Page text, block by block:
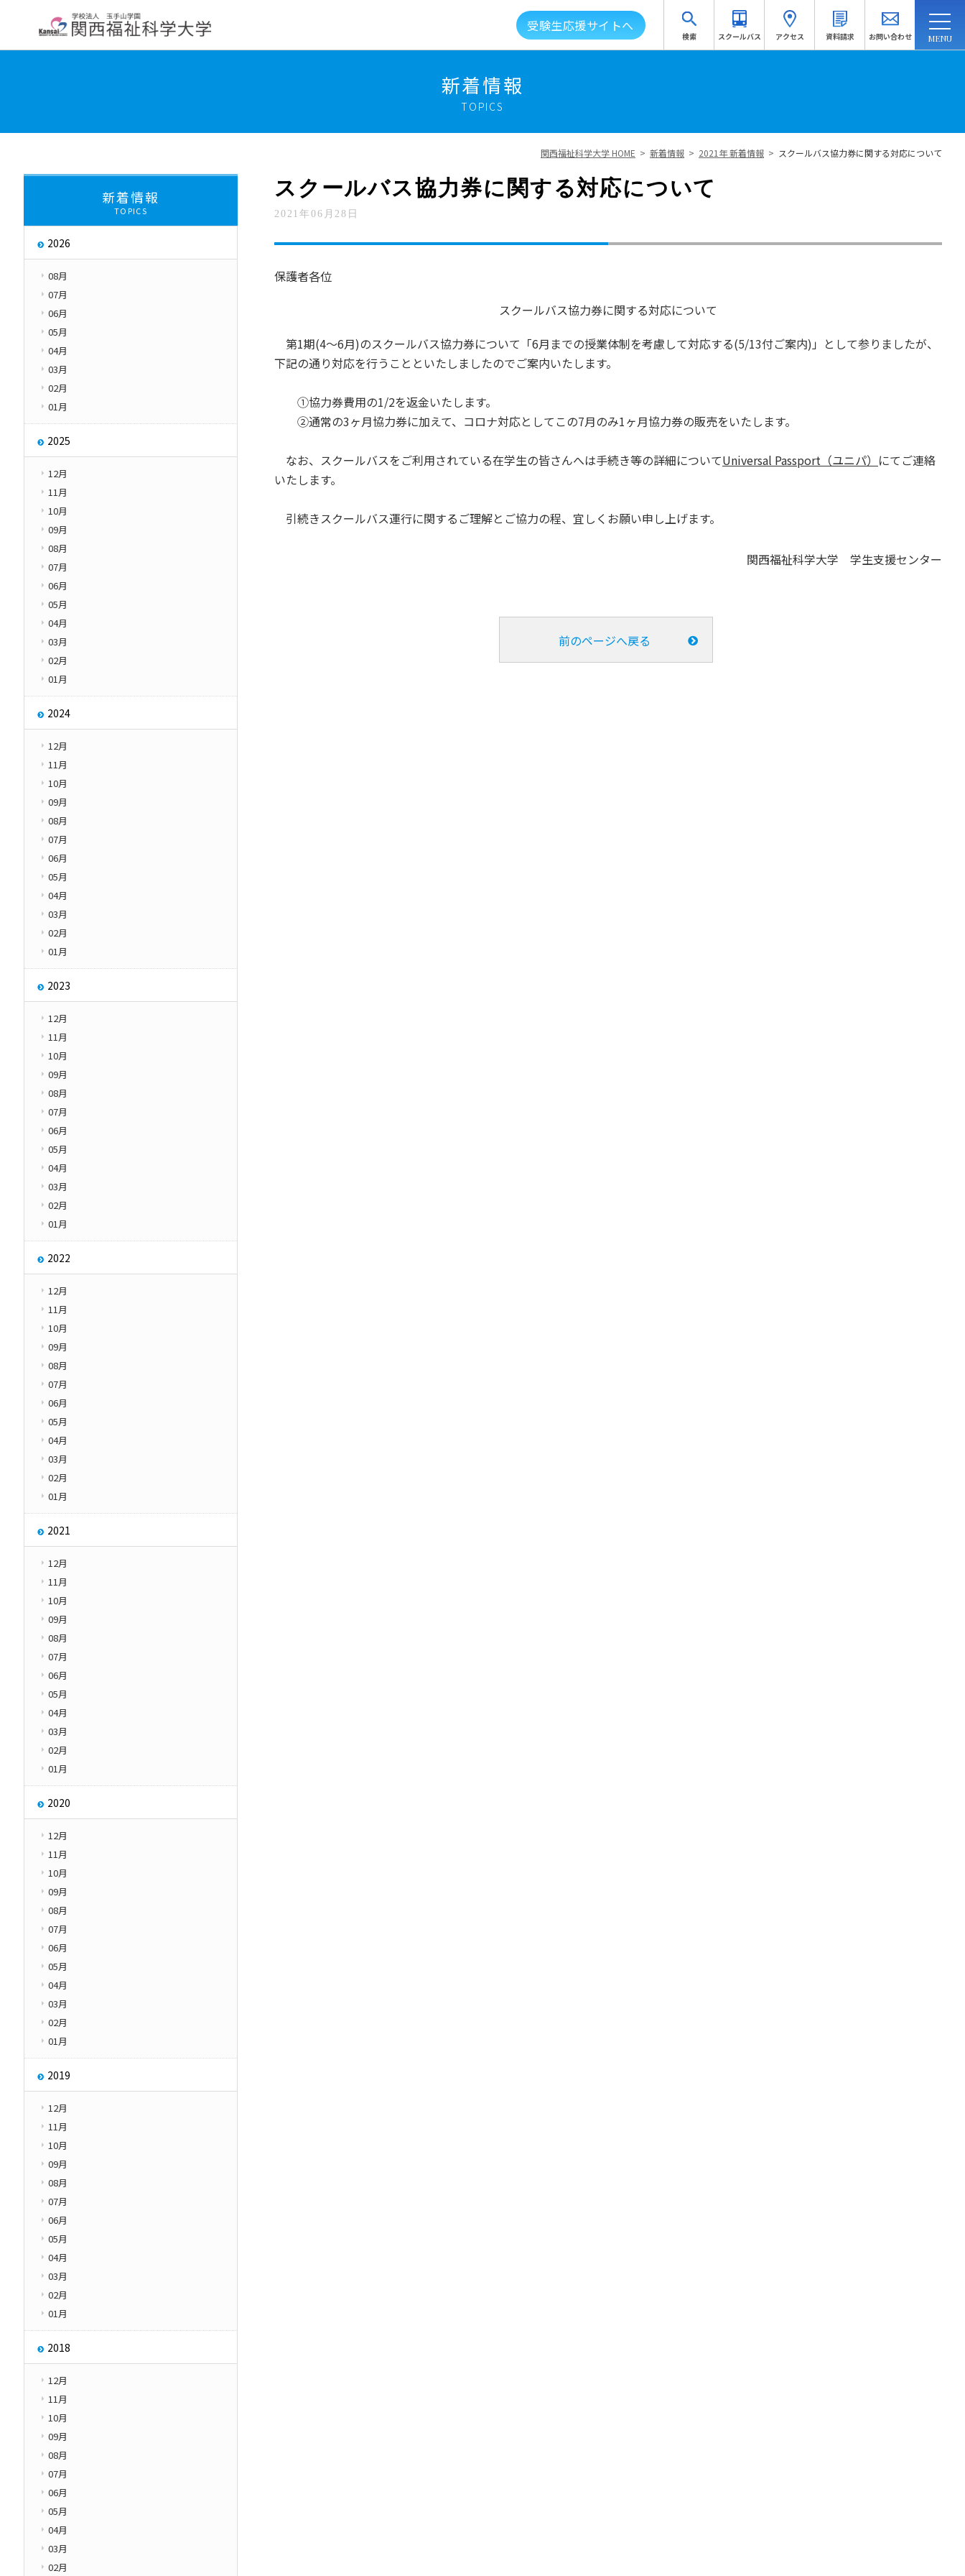
受験生応援サイトへ
検索 スクールバス アクセス 資料請求 お問い合わせ
交通アクセス
取り組み 総合福祉科学学会 情報公開
新着情報
キャンパス・ハラスメントに対する取り組み
その他
Other
同窓会 大学広報誌「福科大通信」 学生便覧
新着情報
TOPICS
関西福祉科学大学 HOME > 新着情報 > 2021年 新着情報 > スクールバス協力券に関する対応について
スクールバス協力券に関する対応について
2021年06月28日
保護者各位
スクールバス協力券に関する対応について
第1期(4～6月)のスクールバス協力券について「6月までの授業体制を考慮して対応する(5/13付ご案内)」として参りましたが、
下記の通り対応を行うことといたしましたのでご案内いたします。
①協力券費用の1/2を返金いたします。
②通常の3ヶ月協力券に加えて、コロナ対応としてこの7月のみ1ヶ月協力券の販売をいたします。
なお、スクールバスをご利用されている在学生の皆さんへは手続き等の詳細についてUniversal Passport（ユニパ） にてご連絡
いたします。
引続きスクールバス運行に関するご理解とご協力の程、宜しくお願い申し上げます。
関西福祉科学大学 学生支援センター
前のページへ戻る
新着情報
TOPICS
2026
08月
07月
06月
05月
04月
03月
02月
01月
2025
12月
11月
10月
09月
08月
07月
06月
05月
04月
03月
02月
01月
2024
12月
11月
10月
09月
08月
07月
06月
05月
04月
03月
02月
01月
2023
12月
11月
10月
09月
08月
07月
06月
05月
04月
03月
02月
01月
2022
12月
11月
10月
09月
08月
07月
06月
05月
04月
03月
02月
01月
2021
12月
11月
10月
09月
08月
07月
06月
05月
04月
03月
02月
01月
2020
12月
11月
10月
09月
08月
07月
06月
05月
04月
03月
02月
01月
2019
12月
11月
10月
09月
08月
07月
06月
05月
04月
03月
02月
01月
2018
12月
11月
10月
09月
08月
07月
06月
05月
04月
03月
02月